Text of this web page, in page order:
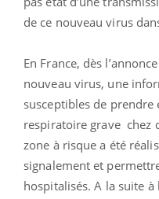
de ce nouveau virus
En France, dès
nouveau virus, une
susceptibles de prendre
respiratoire grave chez
zone à risque a été
signalement et
hospitalisés. A la suite